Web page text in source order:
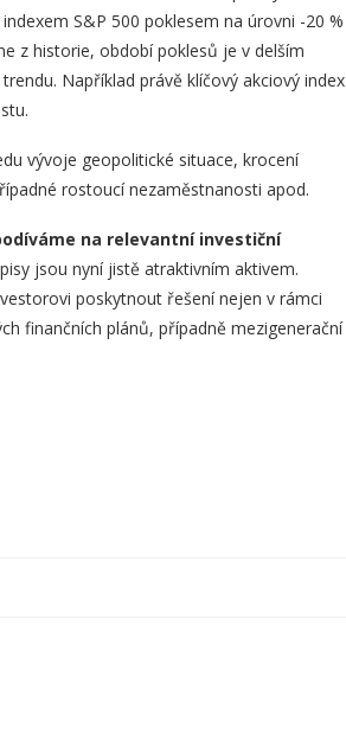
S&P 500 poklesem na úrovni -20 %
z historie, období poklesů je v delším
Například právě klíčový akciový index
vývoje geopolitické situace, krocení
rostoucí nezaměstnanosti apod.
na relevantní investiční
jsou nyní jistě atraktivním aktivem.
poskytnout řešení nejen v rámci
finančních plánů, případně mezigenerační